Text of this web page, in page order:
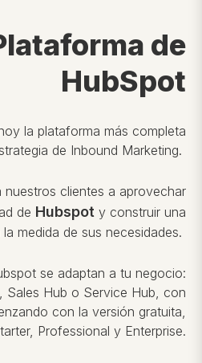
de
HubSpot
la plataforma más completa
de Inbound Marketing.
nuestros clientes a aprovechar
de Hubspot y construir una
medida de sus necesidades.
se adaptan a tu negocio:
Sales Hub o Service Hub, con
con la versión gratuita,
Professional y Enterprise.